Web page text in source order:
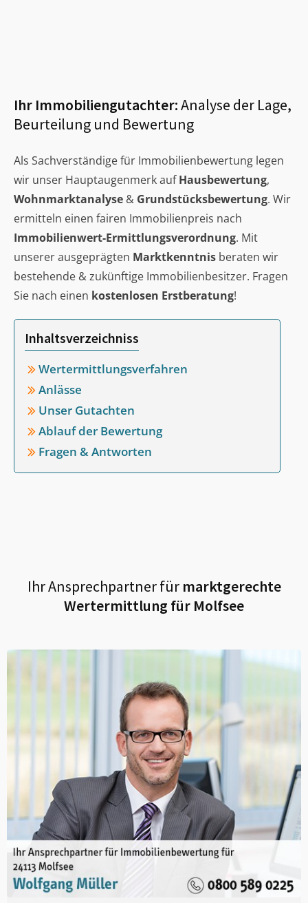
Ihr Immobiliengutachter:Analyse der Lage,
Beurteilung und Bewertung
Als Sachverständige für Immobilienbewertung legen
wir unser Hauptaugenmerk aufHausbewertung,
Wohnmarktanalyse & Grundstücksbewertung. Wir
ermitteln einen fairen Immobilienpreis nach
Immobilienwert-Ermittlungsverordnung. Mit
unserer ausgeprägten Marktkenntnis beraten wir
bestehende & zukünftige Immobilienbesitzer. Fragen
Sie nach einen kostenlosen Erstberatung!
Inhaltsverzeichniss
Wertermittlungsverfahren
Anlässe
Unser Gutachten
Ablauf der Bewertung
Fragen & Antworten
Ihr Ansprechpartner fürmarktgerechte
Wertermittlung für Molfsee